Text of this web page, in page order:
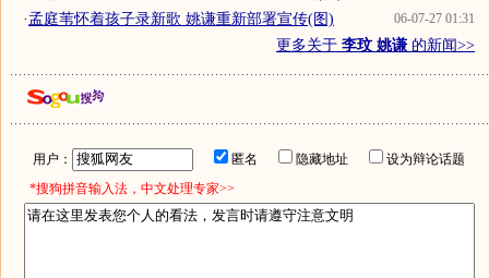
06-07-27 01:31
·孟庭苇怀着孩子录新歌 姚谦重新部署宣传(图)
更多关于 李玟 姚谦的新闻>>
用户： 匿名 隐藏地址
设为辩论话题
*搜狗拼音输入法，中文处理专家>>